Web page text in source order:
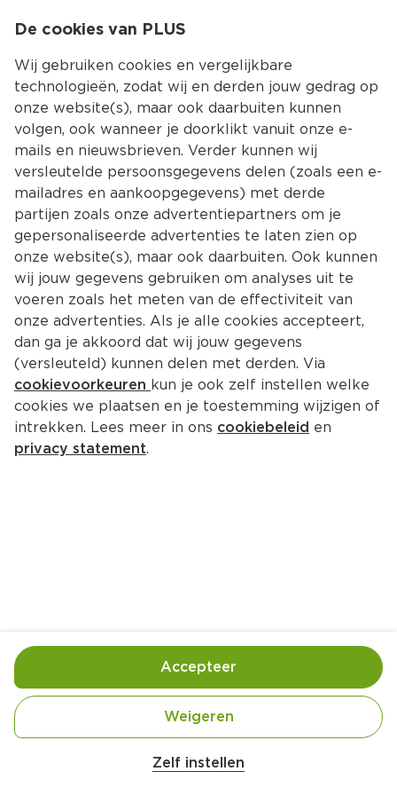
Kies jouw
4 eetlepels zonnebloemolie
Kies producten
De cookies van PLUS
Wij gebruiken cookies en vergelijkbare
technologieën, zodat wij en derden jouw gedrag op
onze website(s), maar ook daarbuiten kunnen
volgen, ook wanneer je doorklikt vanuit onze e-
mails en nieuwsbrieven. Verder kunnen wij
versleutelde persoonsgegevens delen (zoals een e-
mailadres en aankoopgegevens) met derde
partijen zoals onze advertentiepartners om je
gepersonaliseerde advertenties te laten zien op
onze website(s), maar ook daarbuiten. Ook kunnen
wij jouw gegevens gebruiken om analyses uit te
voeren zoals het meten van de effectiviteit van
onze advertenties. Als je alle cookies accepteert,
dan ga je akkoord dat wij jouw gegevens
(versleuteld) kunnen delen met derden. Via
cookievoorkeuren kun je ook zelf instellen welke
cookies we plaatsen en je toestemming wijzigen of
intrekken. Lees meer in ons cookiebeleid en
privacy statement.
Zelf instellen
Weigeren
Accepteer